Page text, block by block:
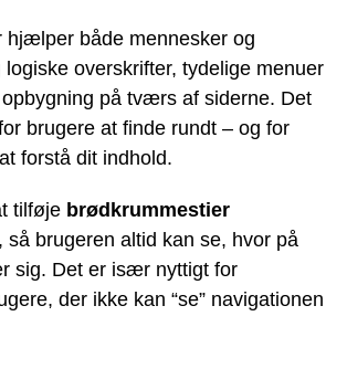
hjælper både mennesker og
logiske overskrifter, tydelige menuer
på tværs af siderne. Det
brugere at finde rundt – og for
forstå dit indhold.
tilføje brødkrummestier
så brugeren altid kan se, hvor på
sig. Det er især nyttigt for
der ikke kan “se” navigationen